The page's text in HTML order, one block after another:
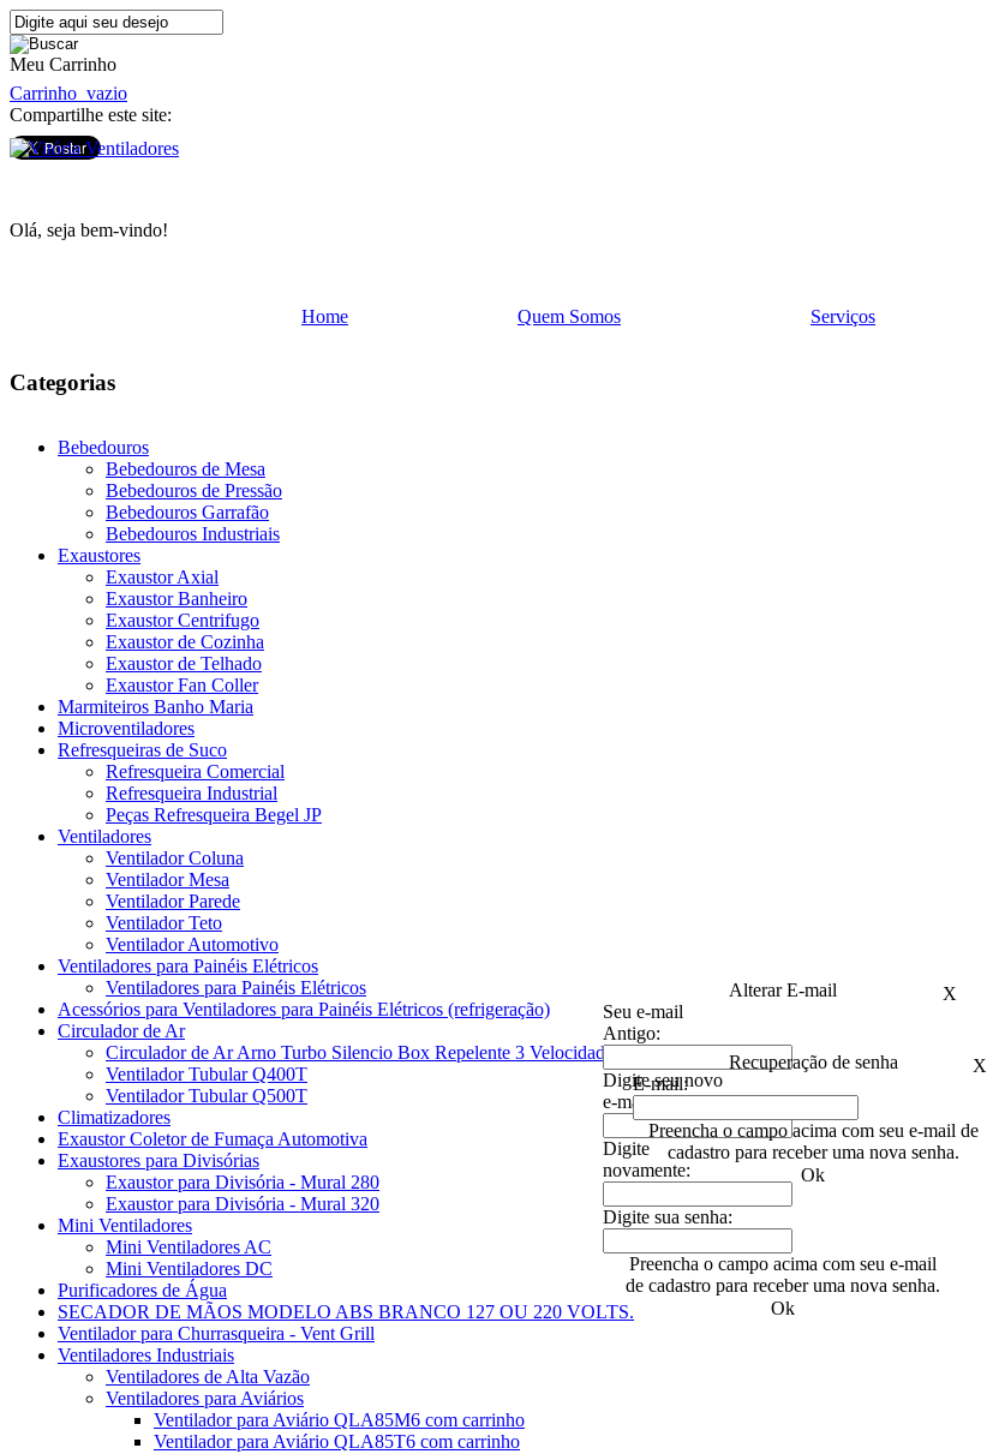
Meu Carrinho
Carrinho vazio
Compartilhe este site:
Olá, seja bem-vindo!
Home Quem Somos Serviços
Categorias
Bebedouros
Bebedouros de Mesa
Bebedouros de Pressão
Bebedouros Garrafão
Bebedouros Industriais
Exaustores
Exaustor Axial
Exaustor Banheiro
Exaustor Centrifugo
Exaustor de Cozinha
Exaustor de Telhado
Exaustor Fan Coller
Marmiteiros Banho Maria
Microventiladores
Refresqueiras de Suco
Refresqueira Comercial
Refresqueira Industrial
Peças Refresqueira Begel JP
Ventiladores
Ventilador Coluna
Ventilador Mesa
Ventilador Parede
Ventilador Teto
Ventilador Automotivo
Ventiladores para Painéis Elétricos
Ventiladores para Painéis Elétricos
Acessórios para Ventiladores para Painéis Elétricos (refrigeração)
Circulador de Ar
Circulador de Ar Arno Turbo Silencio Box Repelente 3 Velocidades - 40cm
Ventilador Tubular Q400T
Ventilador Tubular Q500T
Climatizadores
Exaustor Coletor de Fumaça Automotiva
Exaustores para Divisórias
Exaustor para Divisória - Mural 280
Exaustor para Divisória - Mural 320
Mini Ventiladores
Mini Ventiladores AC
Mini Ventiladores DC
Purificadores de Água
SECADOR DE MÃOS MODELO ABS BRANCO 127 OU 220 VOLTS.
Ventilador para Churrasqueira - Vent Grill
Ventiladores Industriais
Ventiladores de Alta Vazão
Ventiladores para Aviários
Ventilador para Aviário QLA85M6 com carrinho
Ventilador para Aviário QLA85T6 com carrinho
X
Recuperação de senha
E-mail:
Preencha o campo acima com seu e-mail de
cadastro para receber uma nova senha.
Ok
X
Alterar E-mail
Seu e-mail
Antigo:
Digite seu novo
e-mail:
Digite
novamente:
Digite sua senha:
Preencha o campo acima com seu e-mail
de cadastro para receber uma nova senha.
Ok